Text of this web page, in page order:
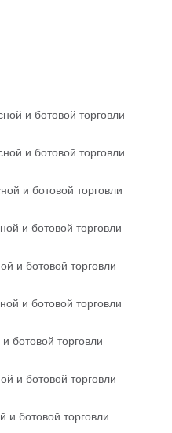
и ботовой торговли
и ботовой торговли
и ботовой торговли
и ботовой торговли
и ботовой торговли
и ботовой торговли
ботовой торговли
и ботовой торговли
и ботовой торговли